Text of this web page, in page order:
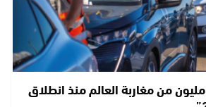
دخول أزيد من 2,7 مليون من مغاربة العالم منذ انطلاق